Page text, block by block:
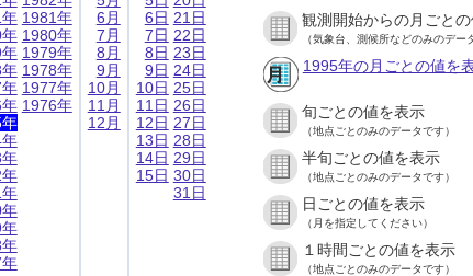
1981年
1980年
1979年
1978年
1977年
1976年
6月
7月
8月
9月
10月
11月
12月
6日
7日
8日
9日
10日
11日
12日
13日
14日
15日
21日
22日
23日
24日
25日
26日
27日
28日
29日
30日
31日
観測開始からの月ごと
（気象台、測候所などのみのデー
1995年の月ごとの値を
旬ごとの値を表示
（地点ごとのみのデータです）
半旬ごとの値を表示
（地点ごとのみのデータです）
日ごとの値を表示
（月を指定してください）
１時間ごとの値を表示
（地点ごとのみのデータです）